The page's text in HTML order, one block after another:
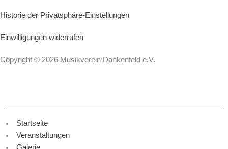
Historie der Privatsphäre-Einstellungen
Einwilligungen widerrufen
Copyright © 2026 Musikverein Dankenfeld e.V.
Startseite
Veranstaltungen
Galerie